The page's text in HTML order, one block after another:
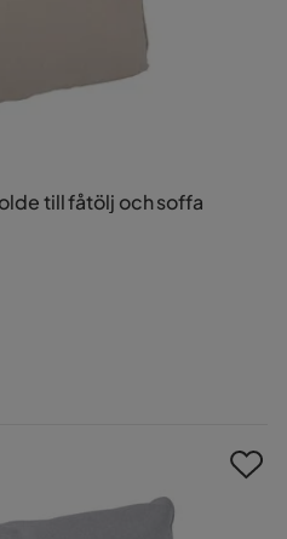
till fåtölj och soffa